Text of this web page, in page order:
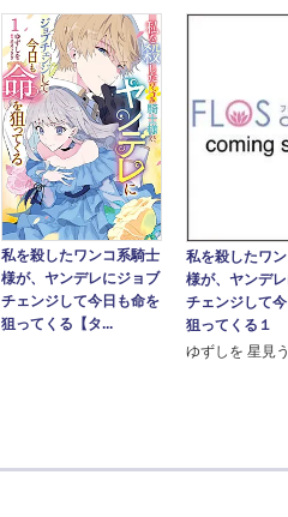
私を殺したワンコ系騎士
様が、ヤンデレにジョブ
チェンジして今日も命を
狙ってくる【タ...
私を殺したワ
様が、ヤンデ
チェンジして
狙ってくる１
ゆずしを 星見